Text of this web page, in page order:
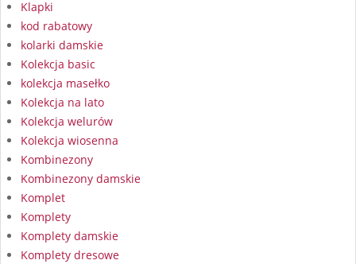
Klapki
kod rabatowy
kolarki damskie
Kolekcja basic
kolekcja masełko
Kolekcja na lato
Kolekcja welurów
Kolekcja wiosenna
Kombinezony
Kombinezony damskie
Komplet
Komplety
Komplety damskie
Komplety dresowe